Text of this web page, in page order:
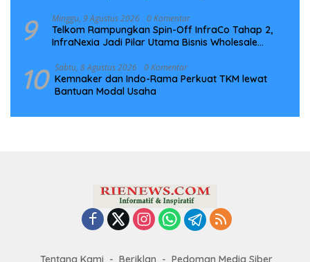
9 Minggu, 9 Agustus 2026 0 Komentar
Telkom Rampungkan Spin-Off InfraCo Tahap 2,
InfraNexia Jadi Pilar Utama Bisnis Wholesale
10 Sabtu, 8 Agustus 2026 0 Komentar
Kemnaker dan Indo-Rama Perkuat TKM lewat
Bantuan Modal Usaha
Tentang Kami Beriklan Pedoman Media Siber